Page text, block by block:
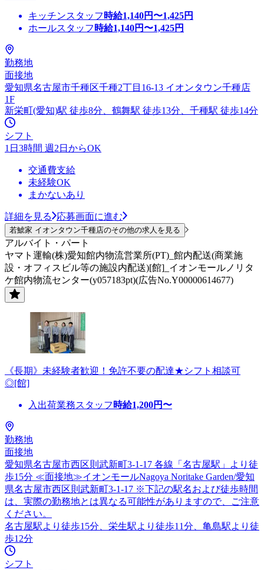
キッチンスタッフ 時給1,140円〜1,425円
ホールスタッフ 時給1,140円〜1,425円
勤務地
面接地
愛知県名古屋市千種区千種2丁目16-13 イオンタウン千種店
1F
新栄町(愛知)駅 徒歩8分、鶴舞駅 徒歩13分、千種駅 徒歩14分
シフト
1日3時間 週2日からOK
交通費支給
未経験OK
まかないあり
詳細を見る 応募画面に進む
若鯱家 イオンタウン千種店のその他の求人を見る
アルバイト・パート
ヤマト運輸(株)愛知館内物流営業所(PT)_館内配送(商業施
設・オフィスビル等の施設内配送)[館]_イオンモールノリタ
ケ館内物流センター(y057183pt)(広告No.Y00000614677)
《長期》未経験者歓迎！免許不要の配達★シフト相談可
◎[館]
入出荷業務スタッフ 時給1,200円〜
勤務地
面接地
愛知県名古屋市西区則武新町3-1-17 各線「名古屋駅」より徒
歩15分 ≪面接地≫イオンモールNagoya Noritake Garden/愛知
県名古屋市西区則武新町3-1-17 ※下記の駅名および徒歩時間
は、実際の勤務地とは異なる可能性がありますので、ご注意
ください。
名古屋駅より徒歩15分、栄生駅より徒歩11分、亀島駅より徒
歩12分
シフト